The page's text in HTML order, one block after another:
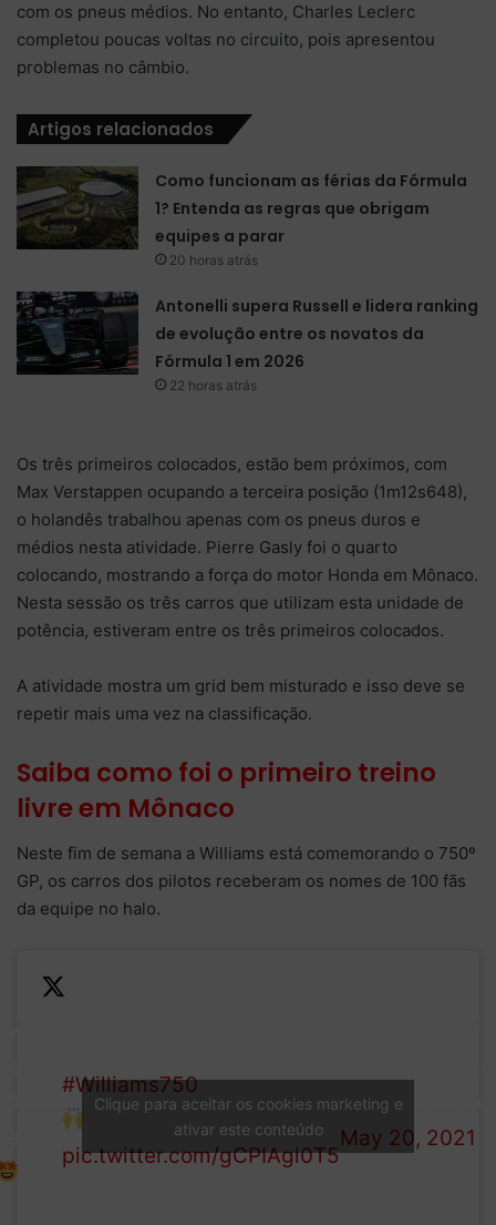
com os pneus médios. No entanto, Charles Leclerc
completou poucas voltas no circuito, pois apresentou
problemas no câmbio.
Artigos relacionados
Como funcionam as férias da Fórmula
1? Entenda as regras que obrigam
equipes a parar
20 horas atrás
Antonelli supera Russell e lidera ranking
de evolução entre os novatos da
Fórmula 1 em 2026
22 horas atrás
Os três primeiros colocados, estão bem próximos, com
Max Verstappen ocupando a terceira posição (1m12s648),
o holandês trabalhou apenas com os pneus duros e
médios nesta atividade. Pierre Gasly foi o quarto
colocando, mostrando a força do motor Honda em Mônaco.
Nesta sessão os três carros que utilizam esta unidade de
potência, estiveram entre os três primeiros colocados.
A atividade mostra um grid bem misturado e isso deve se
repetir mais uma vez na classificação.
Saiba como foi o primeiro treino
livre em Mônaco
Neste fim de semana a Williams está comemorando o 750º
GP, os carros dos pilotos receberam os nomes de 100 fãs
da equipe no halo.
#Williams750competition!
pic.twitter.com/gCPIAgl0T5
May 20, 2021
Clique para aceitar os cookies marketing e
ativar este conteúdo